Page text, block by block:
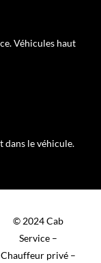
Véhicules haut
dans le véhicule.
© 2024 Cab
Service –
Chauffeur privé –